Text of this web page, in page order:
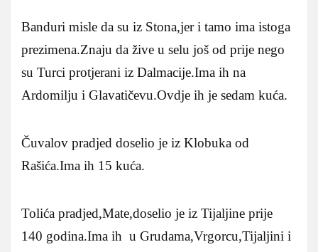
Banduri misle da su iz Stona,jer i tamo ima istoga
prezimena.Znaju da žive u selu još od prije nego
su Turci protjerani iz Dalmacije.Ima ih na
Ardomilju i Glavatičevu.Ovdje ih je sedam kuća.
Čuvalov pradjed doselio je iz Klobuka od
Rašića.Ima ih 15 kuća.
Tolića pradjed,Mate,doselio je iz Tijaljine prije
140 godina.Ima ih u Grudama,Vrgorcu,Tijaljini i